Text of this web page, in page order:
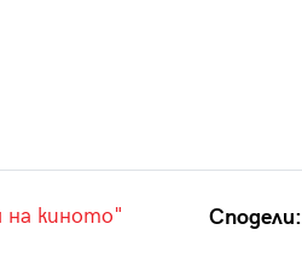
на киното"
Сподели: